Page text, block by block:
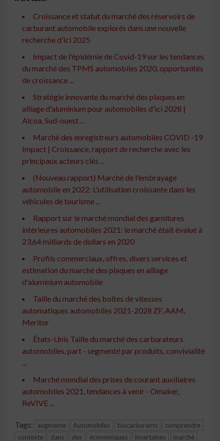
Croissance et statut du marché des réservoirs de
carburant automobile explorés dans une nouvelle
recherche d'ici 2025
Impact de l'épidémie de Covid-19 sur les tendances
du marché des TPMS automobiles 2020, opportunités
de croissance ...
Stratégie innovante du marché des plaques en
alliage d'aluminium pour automobiles d'ici 2028 |
Alcoa, Sud-ouest ...
Marché des enregistreurs automobiles COVID -19
Impact | Croissance, rapport de recherche avec les
principaux acteurs clés ...
(Nouveau rapport) Marché de l'embrayage
automobile en 2022: L'utilisation croissante dans les
véhicules de tourisme ...
Rapport sur le marché mondial des garnitures
intérieures automobiles 2021: le marché était évalué à
23,64 milliards de dollars en 2020
Profils commerciaux, offres, divers services et
estimation du marché des plaques en alliage
d'aluminium automobile
Taille du marché des boîtes de vitesses
automatiques automobiles 2021-2028 ZF, AAM,
Meritor
États-Unis Taille du marché des carburateurs
automobiles, part - segmenté par produits, convivialité
...
Marché mondial des prises de courant auxiliaires
automobiles 2021, tendances à venir - Omaker,
ReVIVE ...
Tags: augmente Automobiles biocarburants
comprendre
contexte
dans des économiques incertaines marché